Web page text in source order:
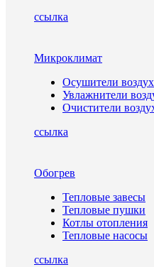
ссылка
Микроклимат
Осушители
Увлажнители
Очистители
ссылка
Обогрев
Тепловые завесы
Тепловые пушки
Котлы отопления
Тепловые насосы
ссылка